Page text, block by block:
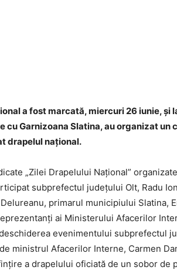
a fost marcată, miercuri 26 iunie, şi
cu Garnizoana Slatina, au organizat
drapelul naţional.
„Zilei Drapelului Naţional”
subprefectul județului Olt, Radu
primarul municipiului Slatina,
ai Ministerului Afacerilor
evenimentului subprefectul
ministrul Afacerilor Interne, Carmen
a drapelului oficiată de un sobor de